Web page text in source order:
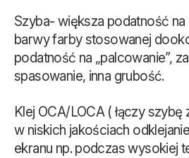
Szyba- większa podatność na
barwy farby stosowanej
podatność na „palcowanie”,
spasowanie, inna grubość.
Klej OCA/LOCA ( łączy
w niskich jakościach
ekranu np. podczas wysokiej